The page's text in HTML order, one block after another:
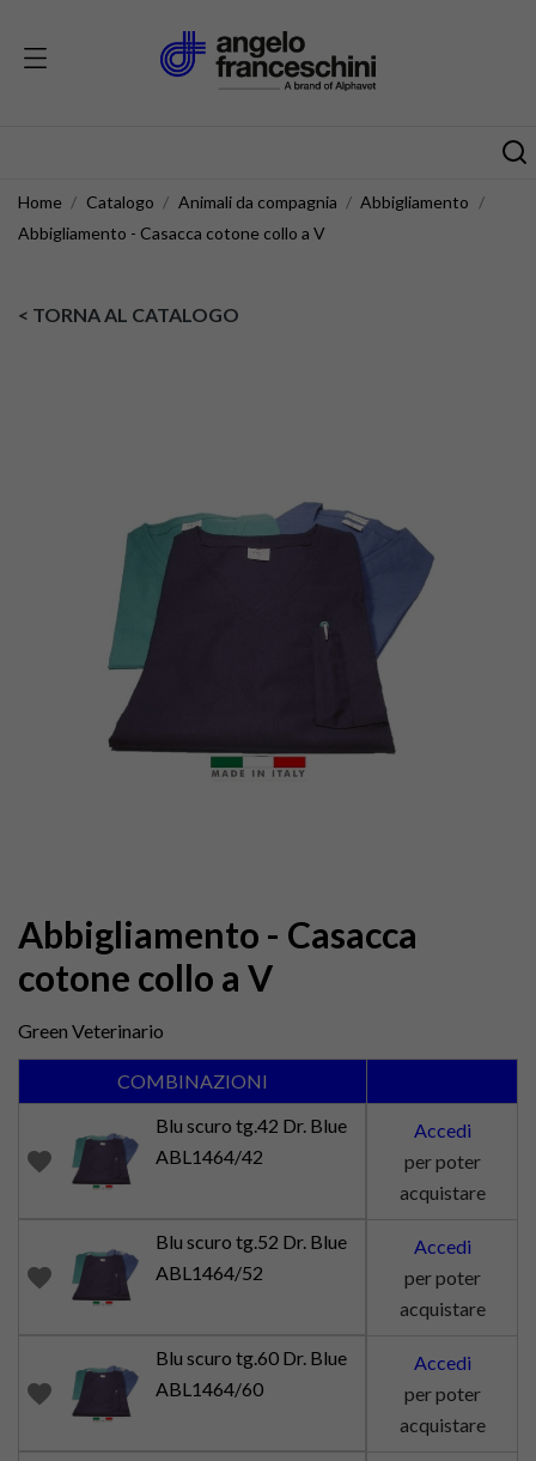
Home Catalogo Animali da compagnia
Abbigliamento
Abbigliamento - Casacca cotone collo a V
< TORNA AL CATALOGO
Abbigliamento - Casacca
cotone collo a V
Green Veterinario
COMBINAZIONI
favorite
Blu scuro tg.42 Dr. Blue
ABL1464/42
Accedi
per poter
acquistare
favorite
Blu scuro tg.52 Dr. Blue
ABL1464/52
Accedi
per poter
acquistare
favorite
Blu scuro tg.60 Dr. Blue
ABL1464/60
Accedi
per poter
acquistare